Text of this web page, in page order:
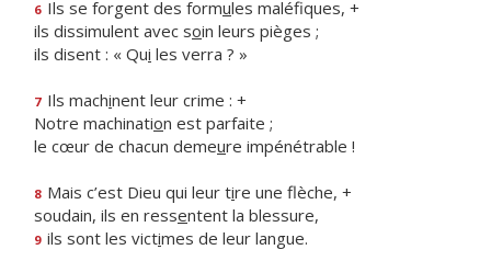
6 Ils se forgent des formules maléfiques, +
ils dissimulent avec soin leurs pièges ;
ils disent : « Qui les verra ? »
7 Ils machinent leur crime : +
Notre machination est parfaite ;
le cœur de chacun demeure impénétrable !
8 Mais c’est Dieu qui leur tire une flèche, +
soudain, ils en ressentent la blessure,
9 ils sont les victimes de leur langue.